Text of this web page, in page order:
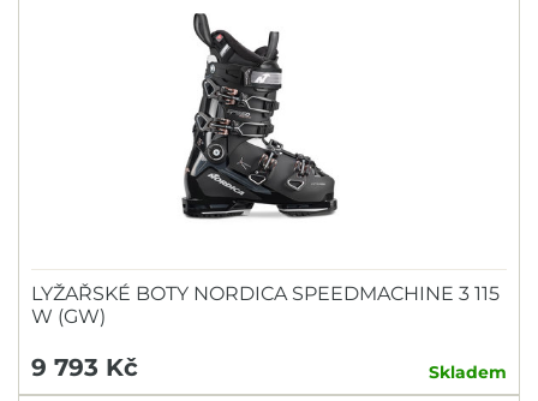
LYŽAŘSKÉ BOTY NORDICA SPEEDMACHINE 3 115
W (GW)
9 793 Kč Skladem